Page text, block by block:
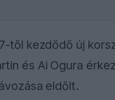
től kezdődő új
és Ai Ogura
eldőlt.